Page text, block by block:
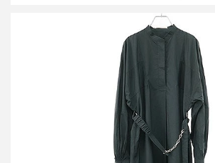
ハルノブムラタ 23SS HEAVEN Shirt Dress ベ
ピース HM23S435-TAK01
買取金額16,000円